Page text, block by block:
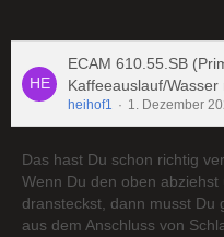
ECAM 610.55.SB
Kaffeeauslauf/
heihof1 1. Dezember
Das hast Du schon richtig
Wenn Du den oben
dransteckst, dann musst Du
aus dem Anschluss von